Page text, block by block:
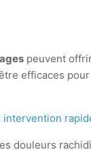
peuvent
efficaces
douleurs